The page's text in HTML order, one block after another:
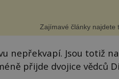
Zajímavé články najdete
nepřekvapí. Jsou totiž
přijde dvojice vědců